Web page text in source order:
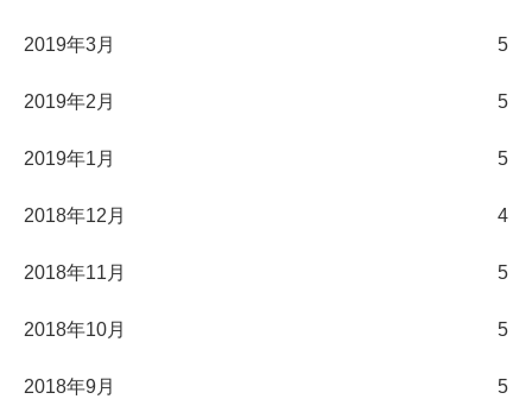
2019年3月 5
2019年2月 5
2019年1月 5
2018年12月 4
2018年11月 5
2018年10月 5
2018年9月 5